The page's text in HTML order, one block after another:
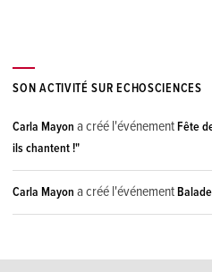
SON ACTIVITÉ SUR ECHOSCIENCES
Carla Mayon a créé l'événementFête
ils chantent !"
Carla Mayon a créé l'événement